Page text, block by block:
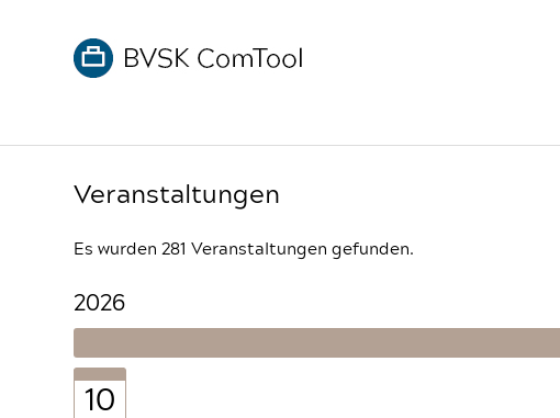
Veranstaltungen
Es wurden 281 Veranstaltungen gefunden.
2026
10